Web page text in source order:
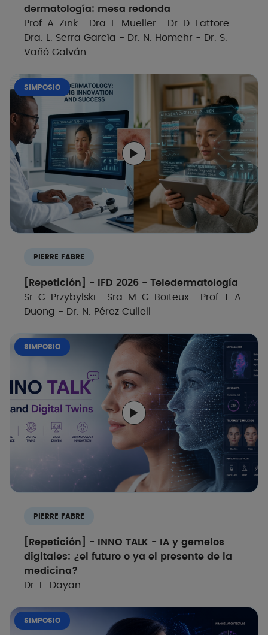
dermatología: mesa redonda
Prof. A. Zink - Dra. E. Mueller - Dr. D. Fattore -
Dra. L. Serra García - Dr. N. Homehr - Dr. S.
Vañó Galván
SIMPOSIO
PIERRE FABRE
[Repetición] - IFD 2026 - Teledermatología
Sr. C. Przybylski - Sra. M-C. Boiteux - Prof. T-A.
Duong - Dr. N. Pérez Cullell
SIMPOSIO
PIERRE FABRE
[Repetición] - INNO TALK - IA y gemelos
digitales: ¿el futuro o ya el presente de la
medicina?
Dr. F. Dayan
SIMPOSIO